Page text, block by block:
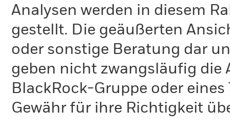
Analysen werden in diesem
gestellt. Die geäußerten
oder sonstige Beratung dar
geben nicht zwangsläufig die
BlackRock-Gruppe oder
Gewähr für ihre Richtigkeit